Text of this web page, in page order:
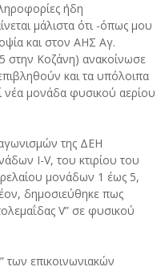
ήδη
μάλιστα ότι -όπως μου
και στον ΑΗΣ Αγ.
στην Κοζάνη) ανακοίνωσε
και τα υπόλοιπα
νέα μονάδα φυσικού αερίου
της ΔΕΗ
I-V, του κτιρίου του
μονάδων 1 έως 5,
δημοσιεύθηκε πως
V” σε φυσικού
των επικοινωνιακών